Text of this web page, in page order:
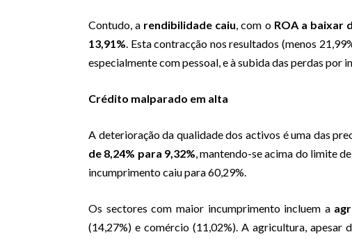
Contudo, a rendibilidade caiu, com o ROA a baixar
13,91%. Esta contracção nos resultados (menos
especialmente com pessoal, e à subida das perdas por
Crédito malparado em alta
A deterioração da qualidade dos activos é uma das
de 8,24% para 9,32%, mantendo-se acima do limite
incumprimento caiu para 60,29%.
Os sectores com maior incumprimento incluem a
(14,27%) e comércio (11,02%). A agricultura, apesar